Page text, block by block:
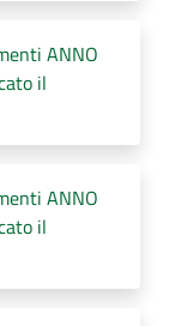
ANNO
il
ANNO
il